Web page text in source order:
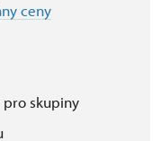
ceny
pro skupiny